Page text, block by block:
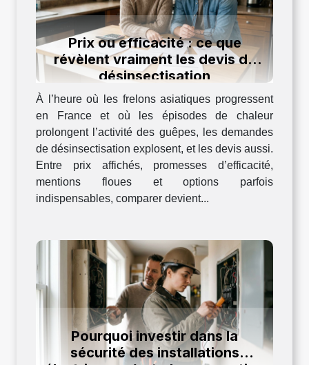
Prix ou efficacité : ce que
révèlent vraiment les devis de
désinsectisation
À l’heure où les frelons asiatiques progressent
en France et où les épisodes de chaleur
prolongent l’activité des guêpes, les demandes
de désinsectisation explosent, et les devis aussi.
Entre prix affichés, promesses d’efficacité,
mentions floues et options parfois
indispensables, comparer devient...
Pourquoi investir dans la
sécurité des installations